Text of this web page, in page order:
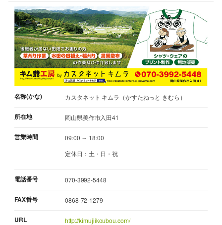
名称(かな) カスタネット キムラ（かすたねっと きむら）
所在地 岡山県美作市入田41
営業時間
09:00 ～ 18:00
定休日：土・日・祝
電話番号 070-3992-5448
FAX番号 0868-72-1279
URL http://kimujiikoubou.com/